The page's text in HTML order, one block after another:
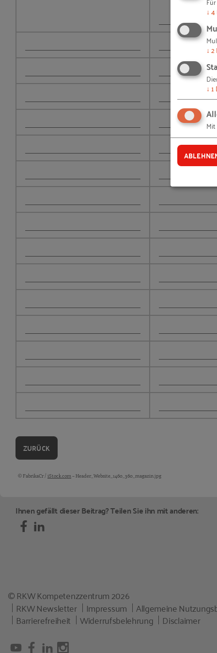
Checkliste: Am ersten Arbeitstag
Checkliste: Nach dem ersten Arbeitstag
Checkliste: Leitfragen für eine Bilanz der
Fachkräfte langfristig binden
Checkliste: Ziel- und bedarfsorientierte
ZURÜCK
Bildquellen und Copyright-Hinweise
© FabrikaCr / iStock.com– Header_Website_1460_360_magazin.jpg
Ihnen gefällt dieser Beitrag? Teilen Sie ihn mit anderen:
© RKW Kompetenzzentrum 2026
RKW Newsletter
Impressum Allgemeine
Barrierefreiheit Widerrufsbelehrung Disclaimer
↓ 4
↓ 2
↓ 1